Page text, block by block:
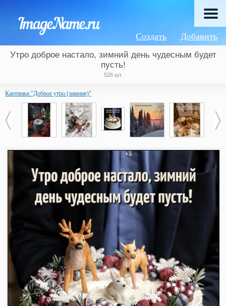
Добавить
Создать
Утро доброе настало, зимний день чудесным будет
пусть!
526 шт.
Картинки "Доброе утро (зимние)"